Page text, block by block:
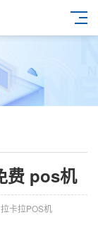
费 pos机
卡拉POS机